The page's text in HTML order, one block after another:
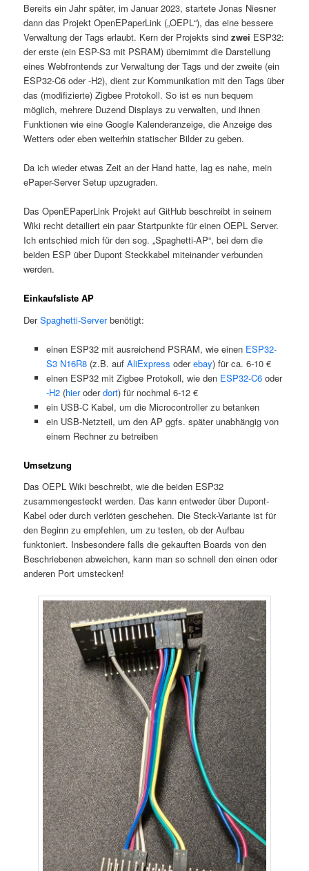
Bereits ein Jahr später, im Januar 2023, startete Jonas Niesner
dann das Projekt OpenEPaperLink („OEPL“), das eine bessere
Verwaltung der Tags erlaubt. Kern der Projekts sindzwei ESP32:
der erste (ein ESP-S3 mit PSRAM) übernimmt die Darstellung
eines Webfrontends zur Verwaltung der Tags und der zweite (ein
ESP32-C6 oder -H2), dient zur Kommunikation mit den Tags über
das (modifizierte) Zigbee Protokoll. So ist es nun bequem
möglich, mehrere Duzend Displays zu verwalten, und ihnen
Funktionen wie eine Google Kalenderanzeige, die Anzeige des
Wetters oder eben weiterhin statischer Bilder zu geben.
Da ich wieder etwas Zeit an der Hand hatte, lag es nahe, mein
ePaper-Server Setup upzugraden.
Das OpenEPaperLink Projekt auf GitHub beschreibt in seinem
Wiki recht detailiert ein paar Startpunkte für einen OEPL Server.
Ich entschied mich für den sog. „Spaghetti-AP“, bei dem die
beiden ESP über Dupont Steckkabel miteinander verbunden
werden.
Einkaufsliste AP
DerSpaghetti-Serverbenötigt:
einen ESP32 mit ausreichend PSRAM, wie einen ESP32-
S3 N16R8(z.B. auf AliExpress oderebay) für ca. 6-10 €
einen ESP32 mit Zigbee Protokoll, wie den ESP32-C6oder
-H2(hieroderdort) für nochmal 6-12 €
ein USB-C Kabel, um die Microcontroller zu betanken
ein USB-Netzteil, um den AP ggfs. später unabhängig von
einem Rechner zu betreiben
Umsetzung
Das OEPL Wiki beschreibt, wie die beiden ESP32
zusammengesteckt werden. Das kann entweder über Dupont-
Kabel oder durch verlöten geschehen. Die Steck-Variante ist für
den Beginn zu empfehlen, um zu testen, ob der Aufbau
funktoniert. Insbesondere falls die gekauften Boards von den
Beschriebenen abweichen, kann man so schnell den einen oder
anderen Port umstecken!